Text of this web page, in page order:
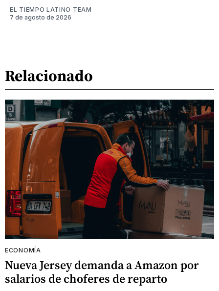
EL TIEMPO LATINO TEAM
7 de agosto de 2026
Relacionado
ECONOMÍA
Nueva Jersey demanda a Amazon por
salarios de choferes de reparto